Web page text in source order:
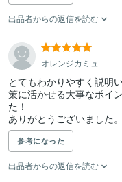
出品者からの返信を読む
オレンジカミュ
とてもわかりやすく説明
策に活かせる大事なポイ
た！
ありがとうございました。
参考になった
出品者からの返信を読む